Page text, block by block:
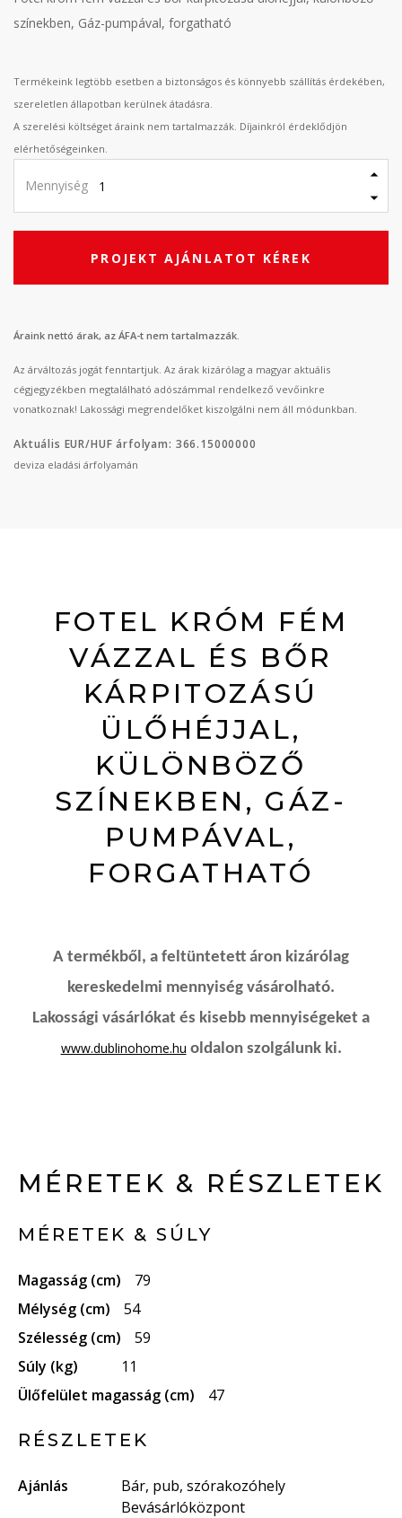
színekben, Gáz-pumpával, forgatható
Termékeink legtöbb esetben a biztonságos és könnyebb szállítás érdekében,
szereletlen állapotban kerülnek átadásra.
A szerelési költséget áraink nem tartalmazzák. Díjainkról érdeklődjön
elérhetőségeinken.
Mennyiség
PROJEKT AJÁNLATOT KÉREK
Áraink nettó árak, az ÁFA-t nem tartalmazzák.
Az árváltozás jogát fenntartjuk. Az árak kizárólag a magyar aktuális
cégjegyzékben megtalálható adószámmal rendelkező vevőinkre
vonatkoznak! Lakossági megrendelőket kiszolgálni nem áll módunkban.
Aktuális EUR/HUF árfolyam: 366.15000000
deviza eladási árfolyamán
FOTEL KRÓM FÉM
VÁZZAL ÉS BŐR
KÁRPITOZÁSÚ
ÜLŐHÉJJAL,
KÜLÖNBÖZŐ
SZÍNEKBEN, GÁZ-
PUMPÁVAL,
FORGATHATÓ
A termékből, a feltüntetett áron kizárólag
kereskedelmi mennyiség vásárolható.
Lakossági vásárlókat és kisebb mennyiségeket a
www.dublinohome.hu oldalon szolgálunk ki.
MÉRETEK & RÉSZLETEK
MÉRETEK & SÚLY
Magasság (cm)
79
Mélység (cm)
54
Szélesség (cm)
59
Súly (kg)
11
Ülőfelület magasság (cm)
47
RÉSZLETEK
Ajánlás
Bár, pub, szórakozóhely
Bevásárlóközpont